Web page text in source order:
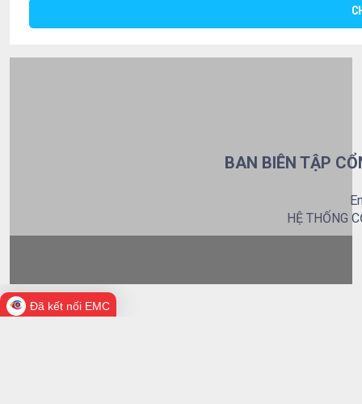
BAN BIÊN TẬP
HỆ THỐNG
Đã kết nối EMC